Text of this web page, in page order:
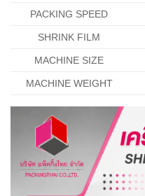
PACKING SPEED
SHRINK FILM
MACHINE SIZE
MACHINE WEIGHT